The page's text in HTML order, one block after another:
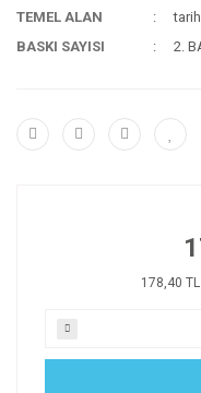
TEMEL ALAN
tarih
BASKI SAYISI
2.
178,40